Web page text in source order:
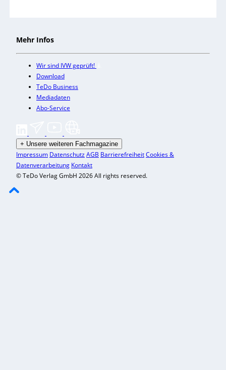
Mehr Infos
Wir sind IVW geprüft!
Download
TeDo Business
Mediadaten
Abo-Service
+ Unsere weiteren Fachmagazine
Impressum DatenschutzAGB BarrierefreiheitCookies &
Datenverarbeitung Kontakt
© TeDo Verlag GmbH 2026 All rights reserved.